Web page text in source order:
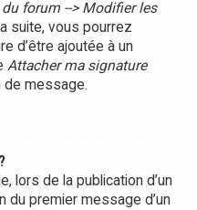
forum --> Modifier les
suite, vous pourrez
d’être ajoutée à un
Attacher ma signature
de message.
lors de la publication d’un
du premier message d’un